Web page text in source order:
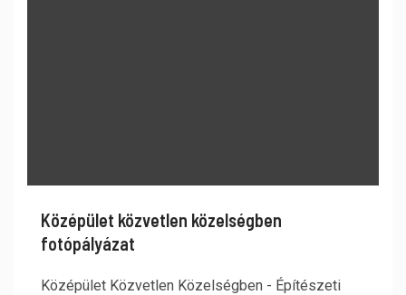
Középület közvetlen közelségben
fotópályázat
Középület Közvetlen Közelségben - Építészeti